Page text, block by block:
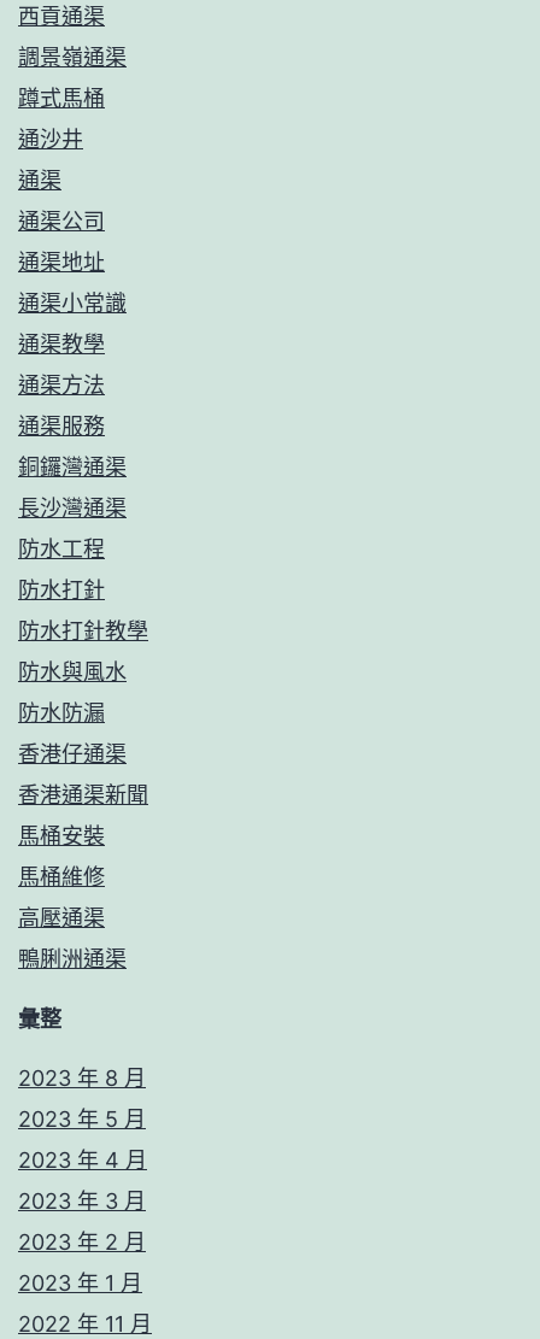
西貢通渠
調景嶺通渠
蹲式馬桶
通沙井
通渠
通渠公司
通渠地址
通渠小常識
通渠教學
通渠方法
通渠服務
銅鑼灣通渠
長沙灣通渠
防水工程
防水打針
防水打針教學
防水與風水
防水防漏
香港仔通渠
香港通渠新聞
馬桶安裝
馬桶維修
高壓通渠
鴨脷洲通渠
彙整
2023 年 8 月
2023 年 5 月
2023 年 4 月
2023 年 3 月
2023 年 2 月
2023 年 1 月
2022 年 11 月